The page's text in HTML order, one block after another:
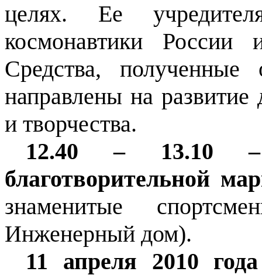
целях. Ее
космонавтики Россиии
Средства,
направлены на
и творчества.
12.40 – 13.10 –
благотворительной
знаменитые
Инженерный дом).
11 апреля 2010